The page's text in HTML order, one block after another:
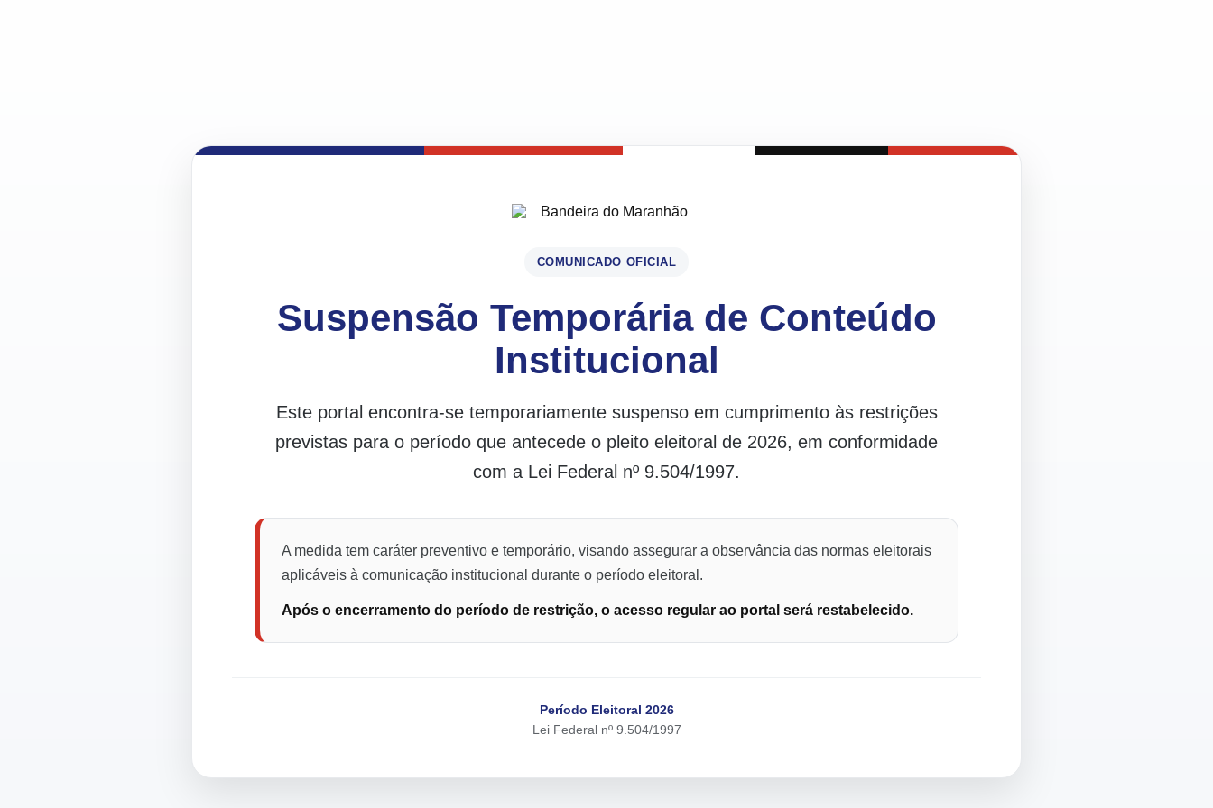
COMUNICADO OFICIAL
Suspensão Temporária de Conteúdo
Institucional
Este portal encontra-se temporariamente suspenso em cumprimento às restrições
previstas para o período que antecede o pleito eleitoral de 2026, em conformidade
com a Lei Federal nº 9.504/1997.
A medida tem caráter preventivo e temporário, visando assegurar a observância das normas eleitorais
aplicáveis à comunicação institucional durante o período eleitoral.
Após o encerramento do período de restrição, o acesso regular ao portal será restabelecido.
Período Eleitoral 2026
Lei Federal nº 9.504/1997